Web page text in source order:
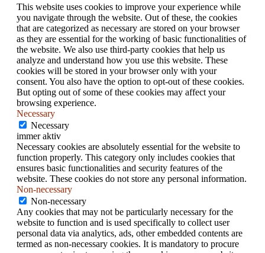
This website uses cookies to improve your experience while
you navigate through the website. Out of these, the cookies
that are categorized as necessary are stored on your browser
as they are essential for the working of basic functionalities of
the website. We also use third-party cookies that help us
analyze and understand how you use this website. These
cookies will be stored in your browser only with your
consent. You also have the option to opt-out of these cookies.
But opting out of some of these cookies may affect your
browsing experience.
Necessary
Necessary
immer aktiv
Necessary cookies are absolutely essential for the website to
function properly. This category only includes cookies that
ensures basic functionalities and security features of the
website. These cookies do not store any personal information.
Non-necessary
Non-necessary
Any cookies that may not be particularly necessary for the
website to function and is used specifically to collect user
personal data via analytics, ads, other embedded contents are
termed as non-necessary cookies. It is mandatory to procure